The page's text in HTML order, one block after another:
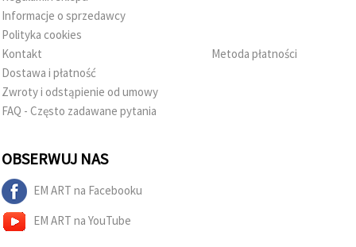
Informacje o sprzedawcy
Polityka cookies
Kontakt
Dostawa i płatność
Zwroty i odstąpienie od umowy
FAQ - Często zadawane pytania
Metoda płatności
OBSERWUJ NAS
EM ART na Facebooku
EM ART na YouTube